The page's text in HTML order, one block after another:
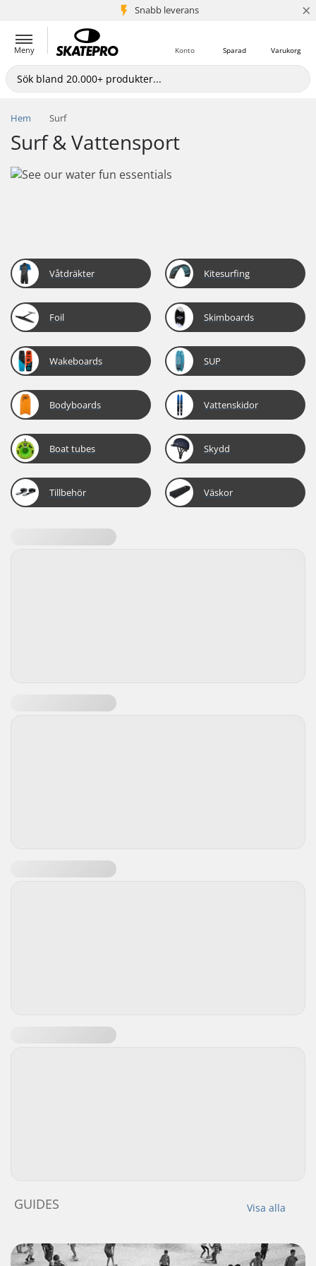
Snabb leverans
5+ milj. kunder ×
Meny Varukorg
Sparad
Konto
Hem Surf
Surf & Vattensport
Våtdräkter Kitesurfing
Foil Skimboards
Wakeboards SUP
Bodyboards Vattenskidor
Boat tubes Skydd
Tillbehör Väskor
Visa alla
GUIDES